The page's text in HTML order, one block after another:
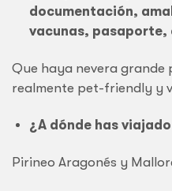
documentación,
vacunas, pasaporte,
Que haya nevera grande
realmente pet-friendly y
¿A dónde has
Pirineo Aragonés y